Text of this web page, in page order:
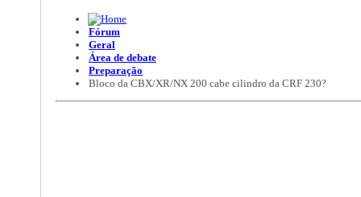
Fórum
Geral
Área de debate
Preparação
Bloco da CBX/XR/NX 200 cabe cilindro da CRF 230?